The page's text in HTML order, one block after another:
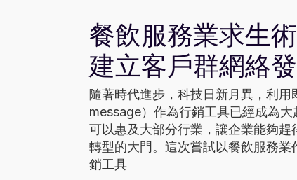
Updates
餐飲服務業求生
建立客戶群網絡
隨著時代進步，科技日新月異，利
message）作為行銷工具已經成為
可以惠及大部分行業，讓企業能夠
轉型的大門。這次嘗試以餐飲服務
銷工具